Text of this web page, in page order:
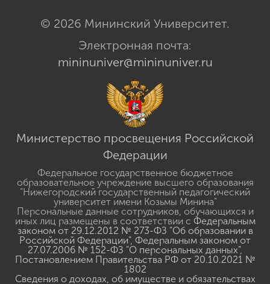
© 2026 Мининский Университет.
Электронная почта:
mininuniver@mininuniver.ru
Министерство просвещения Российской
Федерации
Федеральное государственное бюджетное
образовательное учреждение высшего образования
"Нижегородский государственный педагогический
университет имени Козьмы Минина"
Персональные данные сотрудников, обучающихся и
иных лиц размещены в соответствии с Федеральным
законом от 29.12.2012 № 273-ФЗ "Об образовании в
Российской Федерации", Федеральным законом от
27.07.2006 № 152-ФЗ "О персональных данных",
Постановлением Правительства РФ от 20.10.2021 №
1802
Сведения о доходах, об имуществе и обязательствах